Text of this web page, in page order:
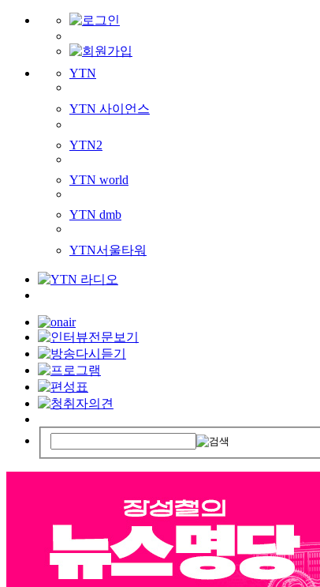
YTN
YTN 사이언스
YTN2
YTN world
YTN dmb
YTN서울타워